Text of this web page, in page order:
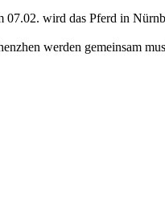
07.02. wird das Pferd in
werden gemeinsam